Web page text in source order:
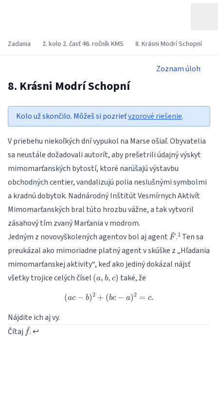
Zadania 2. kolo 2. časť 46. ročník KMS 8. Krásni Modrí Schopní
Zoznam úloh
8. Krásni Modrí Schopní
Kolo už skončilo. Môžeš si pozrieťvzorové riešenie.
V priebehu niekoľkých dní vypukol na Marse ošiaľ. Obyvatelia
sa neustále dožadovali autorít, aby prešetrili údajný výskyt
mimomarťanských bytostí, ktoré narúšajú výstavbu
obchodných centier, vandalizujú polia neslušnými symbolmi
a kradnú dobytok. Nadnárodný Inštitút Vesmírnych Aktivít
Mimomarťanských bral túto hrozbu vážne, a tak vytvoril
zásahový tím zvaný Marťania v modrom.
Jedným z novovyškolených agentov bol aj agent \check
F
ˇ.1 Ten sa
preukázal ako mimoriadne platný agent v skúške z „Hľadania
mimomarťanskej aktivity“, keď ako jediný dokázal nájsť
všetky trojice celých čísel (a,
b,
c)
(a, b, c) také, že
(ac-b)^2+(bc-a)^2=c.
(ac − b)2 + (bc − a)2 = c.
Nájdite ich aj vy.
Čítaj \check
fˇ. ↩